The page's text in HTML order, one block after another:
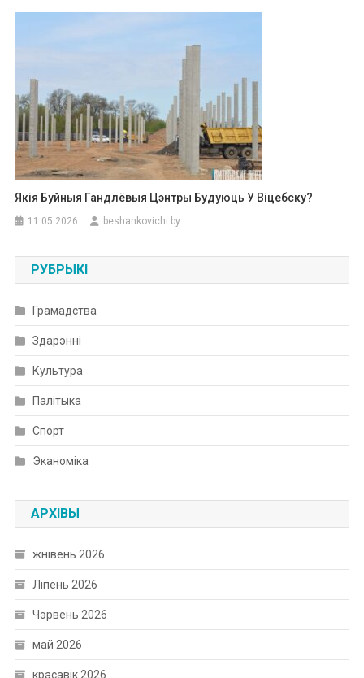
Якія Буйныя Гандлёвыя Цэнтры Будуюць У Віцебску?
11.05.2026 beshankovichi.by
РУБРЫКІ
Грамадства
Здарэнні
Культура
Палітыка
Спорт
Эканоміка
АРХІВЫ
жнівень 2026
Ліпень 2026
Чэрвень 2026
май 2026
красавік 2026